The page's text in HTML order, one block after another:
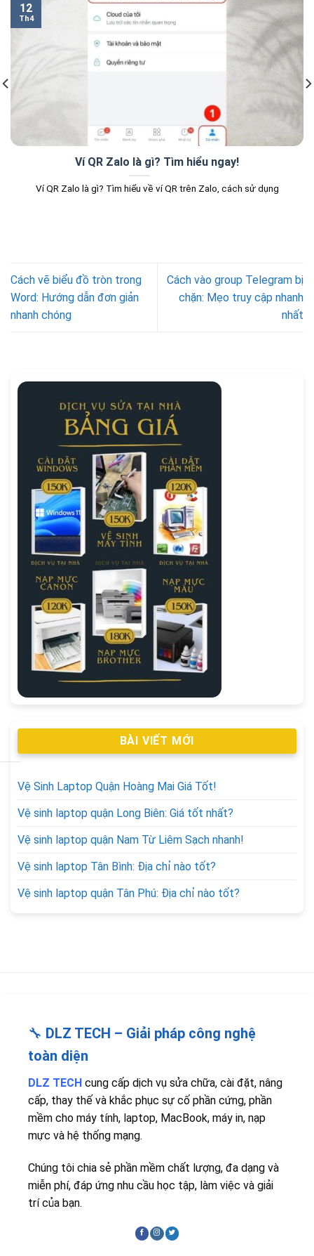
Ví QR Zalo là gì? Tìm hiểu ngay!
Ví QR Zalo là gì? Tìm hiểu về ví QR trên Zalo, cách sử dụng
12
Th4
Cách vẽ biểu đồ tròn trong
Word: Hướng dẫn đơn giản
nhanh chóng
Cách vào group Telegram bị
chặn: Mẹo truy cập nhanh
nhất
BÀI VIẾT MỚI
Vệ Sinh Laptop Quận Hoàng Mai Giá Tốt!
Vệ sinh laptop quận Long Biên: Giá tốt nhất?
Vệ sinh laptop quận Nam Từ Liêm Sạch nhanh!
Vệ sinh laptop Tân Bình: Địa chỉ nào tốt?
Vệ sinh laptop quận Tân Phú: Địa chỉ nào tốt?
🔧 DLZ TECH – Giải pháp công nghệ
toàn diện
DLZ TECH cung cấp dịch vụ sửa chữa, cài đặt, nâng
cấp, thay thế và khắc phục sự cố phần cứng, phần
mềm cho máy tính, laptop, MacBook, máy in, nạp
mực và hệ thống mạng.
Chúng tôi chia sẻ phần mềm chất lượng, đa dạng và
miễn phí, đáp ứng nhu cầu học tập, làm việc và giải
trí của bạn.